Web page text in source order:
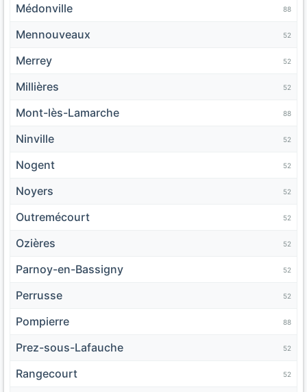
Médonville 88
Mennouveaux 52
Merrey 52
Millières 52
Mont-lès-Lamarche 88
Ninville 52
Nogent 52
Noyers 52
Outremécourt 52
Ozières 52
Parnoy-en-Bassigny 52
Perrusse 52
Pompierre 88
Prez-sous-Lafauche 52
Rangecourt 52